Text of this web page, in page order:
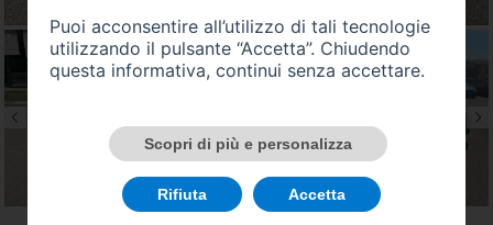
Puoi acconsentire all’utilizzo di tali tecnologie
utilizzando il pulsante “Accetta”. Chiudendo
questa informativa, continui senza accettare.
Scopri di più e personalizza
Rifiuta Accetta